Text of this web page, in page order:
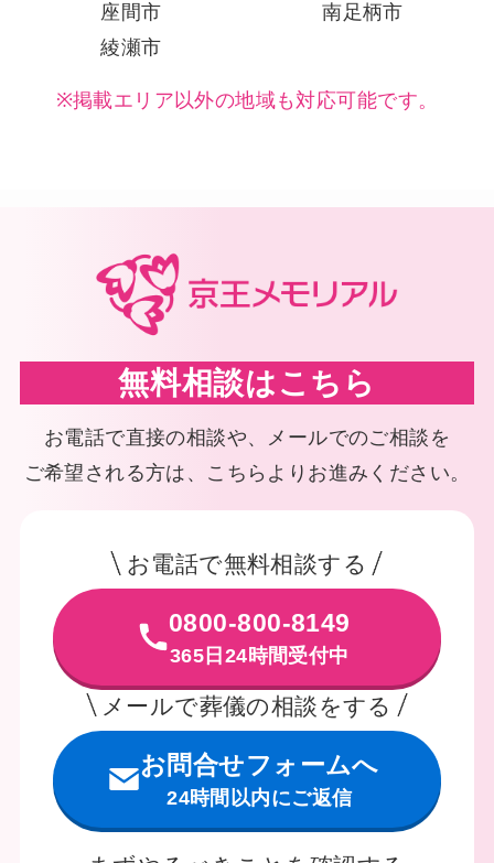
座間市
南足柄市
綾瀬市
※掲載エリア以外の地域も対応可能です。
無料相談はこちら
お電話で直接の相談や、メールでのご相談を
ご希望される方は、こちらよりお進みください。
お電話で無料相談する
0800-800-8149
365日24時間受付中
メールで葬儀の相談をする
お問合せフォームへ
24時間以内にご返信